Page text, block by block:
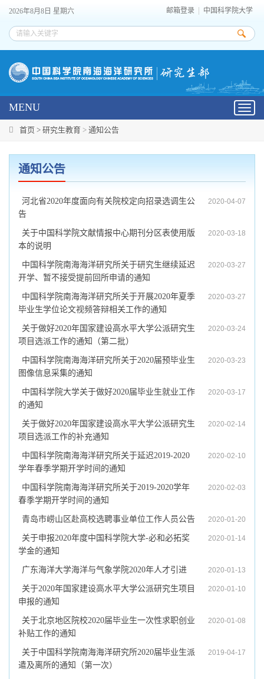
2026年8月8日 星期六 邮箱登录 中国科学院大学
MENU
首页 > 研究生教育 > 通知公告
通知公告
2020-04-07
河北省2020年度面向有关院校定向招录选调生公
告
2020-03-18
关于中国科学院文献情报中心期刊分区表使用版
本的说明
2020-03-27
中国科学院南海海洋研究所关于研究生继续延迟
开学、暂不接受提前回所申请的通知
2020-03-27
中国科学院南海海洋研究所关于开展2020年夏季
毕业生学位论文视频答辩相关工作的通知
2020-03-24
关于做好2020年国家建设高水平大学公派研究生
项目选派工作的通知（第二批）
2020-03-23
中国科学院南海海洋研究所关于2020届预毕业生
图像信息采集的通知
2020-03-17
中国科学院大学关于做好2020届毕业生就业工作
的通知
2020-02-14
关于做好2020年国家建设高水平大学公派研究生
项目选派工作的补充通知
2020-02-10
中国科学院南海海洋研究所关于延迟2019-2020
学年春季学期开学时间的通知
2020-02-03
中国科学院南海海洋研究所关于2019-2020学年
春季学期开学时间的通知
2020-01-20
青岛市崂山区赴高校选聘事业单位工作人员公告
2020-01-14
关于申报2020年度中国科学院大学-必和必拓奖
学金的通知
2020-01-13
广东海洋大学海洋与气象学院2020年人才引进
2020-01-10
关于2020年国家建设高水平大学公派研究生项目
申报的通知
2020-01-08
关于北京地区院校2020届毕业生一次性求职创业
补贴工作的通知
2019-04-17
关于中国科学院南海海洋研究所2020届毕业生派
遣及离所的通知（第一次）